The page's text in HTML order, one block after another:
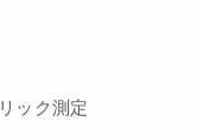
ック測定